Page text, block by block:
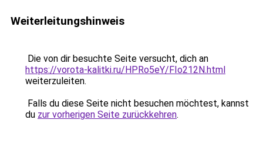
Weiterleitungshinweis
Die von dir besuchte Seite versucht, dich an
https://vorota-kalitki.ru/HPRo5eY/FIo212N.html
weiterzuleiten.
Falls du diese Seite nicht besuchen möchtest, kannst
du zur vorherigen Seite zurückkehren.